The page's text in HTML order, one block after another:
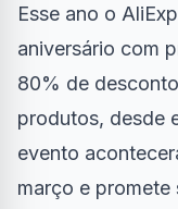
Esse ano o
aniversário com
80% de
produtos, desde
evento
março e promete